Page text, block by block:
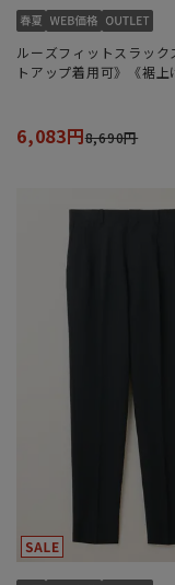
ルーズフィットスラック
トアップ着用可》《裾上
6,083円8,690円